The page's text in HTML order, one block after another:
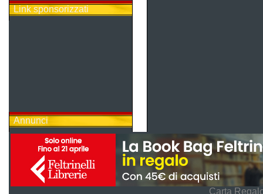
Link sponsorizzati
Annunci
Carta